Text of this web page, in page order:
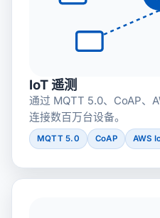
IoT 遥测
通过 MQTT 5.0、CoAP、
连接数百万台设备。
MQTT 5.0 CoAP AWS